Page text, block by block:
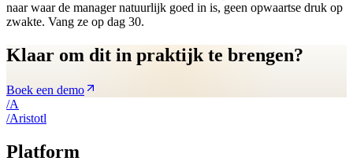
naar waar de manager natuurlijk goed in is, geen opwaartse druk op
zwakte. Vang ze op dag 30.
Klaar om dit in praktijk te brengen?
Boek een demo
/A
/Aristotl
Platform